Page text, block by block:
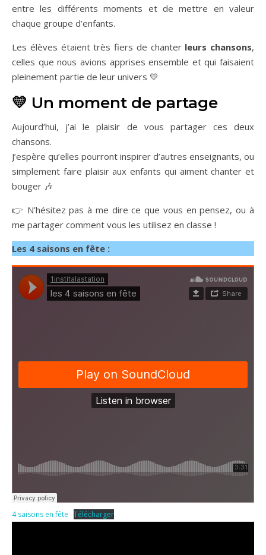
entre les différents moments et de mettre en valeur
chaque groupe d’enfants.
Les élèves étaient très fiers de chanter leurs chansons,
celles que nous avions apprises ensemble et qui faisaient
pleinement partie de leur univers 💛
💛 Un moment de partage
Aujourd’hui, j’ai le plaisir de vous partager ces deux
chansons.
J’espère qu’elles pourront inspirer d’autres enseignants, ou
simplement faire plaisir aux enfants qui aiment chanter et
bouger 🎶
👉 N’hésitez pas à me dire ce que vous en pensez, ou à
me partager comment vous les utilisez en classe !
Les 4 saisons en fête :
4 saisons en fête Télécharger